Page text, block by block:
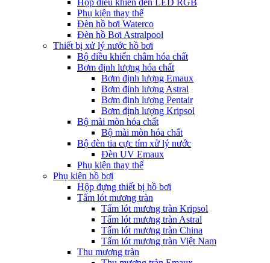
Hộp điều khiển đèn LED RGB
Phụ kiện thay thế
Đèn hồ bơi Waterco
Đèn hồ Bơi Astralpool
Thiết bị xử lý nước hồ bơi
Bộ điều khiển châm hóa chất
Bơm định lượng hóa chất
Bơm định lượng Emaux
Bơm định lượng Astral
Bơm định lượng Pentair
Bơm định lượng Kripsol
Bộ mài mòn hóa chất
Bộ mài mòn hóa chất
Bộ đèn tia cực tím xử lý nước
Đèn UV Emaux
Phụ kiện thay thế
Phụ kiện hồ bơi
Hộp đựng thiết bị hồ bơi
Tấm lót mương tràn
Tấm lót mương tràn Kripsol
Tấm lót mương tràn Astral
Tấm lót mương tràn China
Tấm lót mương tràn Việt Nam
Thu mương tràn